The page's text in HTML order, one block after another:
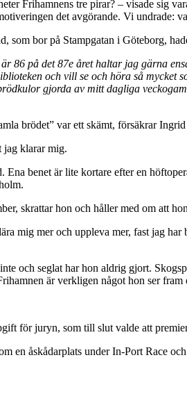
Frihamnens tre pirar? – visade sig
det avgörande. Vi undrade:
som bor på Stampgatan i Göteborg,
86 på det 87e året haltar jag gärna
och vill se och höra så mycket
gjorda av mitt dagliga
brödet” var ett skämt, försäkrar
jag klarar mig.
benet är lite kortare efter en
skrattar hon och håller med om att
mig mer och uppleva mer, fast jag har
och seglat har hon aldrig gjort.
är verkligen något hon ser fram
för juryn, som till slut valde att
en åskådarplats under In-Port Race